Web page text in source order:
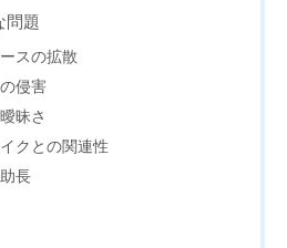
問題
スの拡散
侵害
昧さ
クとの関連性
長